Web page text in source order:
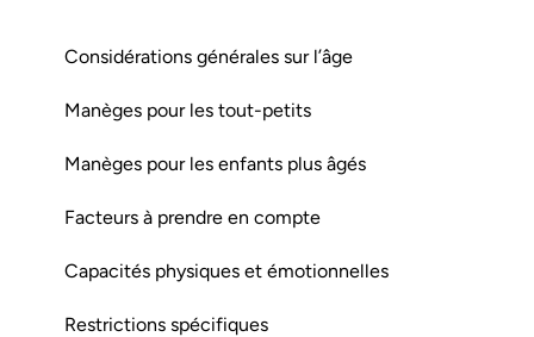
Considérations générales sur l’âge
Manèges pour les tout-petits
Manèges pour les enfants plus âgés
Facteurs à prendre en compte
Capacités physiques et émotionnelles
Restrictions spécifiques